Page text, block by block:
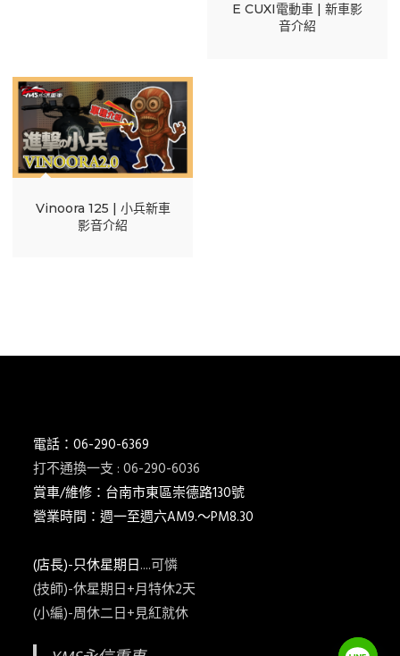
E CUXI電動車 | 新車影
音介紹
Vinoora 125 | 小兵新車
影音介紹
電話：06-290-6369
打不通換一支 : 06-290-6036
賞車/維修：台南市東區崇德路130號
營業時間：週一至週六AM9.～PM8.30
(店長)-只休星期日....可憐
(技師)-休星期日+月特休2天
(小編)-周休二日+見紅就休